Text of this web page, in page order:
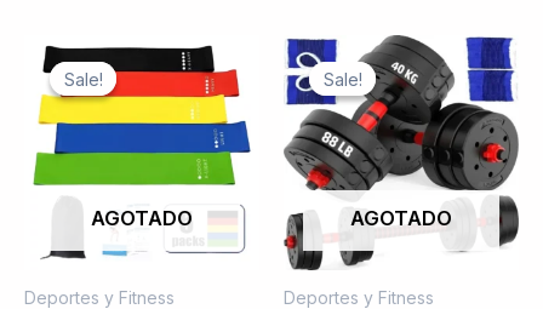
Sale!
AGOTADO
Sale!
Deportes y Fitness
Sale!
AGOTADO
Sale!
Deportes y Fitness